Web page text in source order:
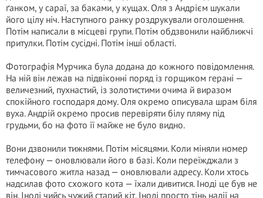
ґанком, у сараї, за баками, у кущах. Оля з Андрієм шукали
його цілу ніч. Наступного ранку роздрукували оголошення.
Потім написали в місцеві групи. Потім обдзвонили найближчі
притулки. Потім сусідні. Потім інші області.
Фотографія Мурчика була додана до кожного повідомлення.
На ній він лежав на підвіконні поряд із горщиком герані —
величезний, пухнастий, із золотистими очима й виразом
спокійного господаря дому. Оля окремо описувала шрам біля
вуха. Андрій окремо просив перевіряти білу пляму під
грудьми, бо на фото її майже не було видно.
Вони дзвонили тижнями. Потім місяцями. Коли міняли номер
телефону — оновлювали його в базі. Коли переїжджали з
тимчасового житла назад — оновлювали адресу. Коли хтось
надсилав фото схожого кота — їхали дивитися. Іноді це був не
він. Іноді чийсь чужий старий кіт. Іноді просто тінь надії на